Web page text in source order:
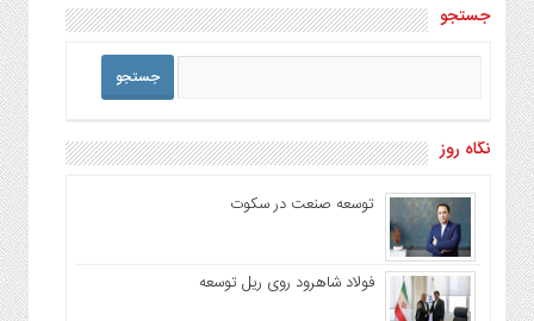
جستجو
نگاه روز
توسعه صنعت در سکوت
فولاد شاهرود روی ریل توسعه